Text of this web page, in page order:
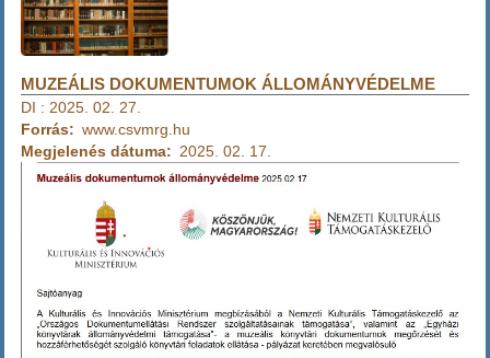
MUZEÁLIS DOKUMENTUMOK ÁLLOMÁNYVÉDELME
DI : 2025. 02. 27.
Forrás
www.csvmrg.hu
Megjelenés dátuma
2025. 02. 17.